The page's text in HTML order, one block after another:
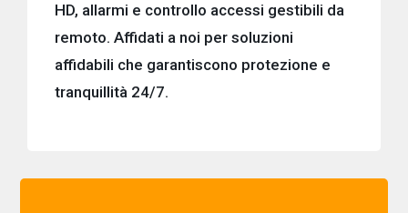
HD, allarmi e controllo accessi gestibili da
remoto. Affidati a noi per soluzioni
affidabili che garantiscono protezione e
tranquillità 24/7.